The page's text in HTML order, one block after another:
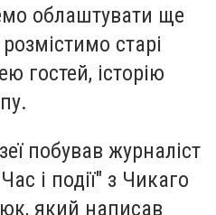
облаштувати ще
старі
гостей, історію
побував журналіст
і події" з Чикаго
який написав